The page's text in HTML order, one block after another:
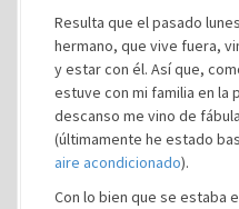
Resulta que el pasado
hermano, que vive fuera,
y estar con él. Así que,
estuve con mi familia en la
descanso me vino de
(últimamente he estado
aire acondicionado).
Con lo bien que se estaba